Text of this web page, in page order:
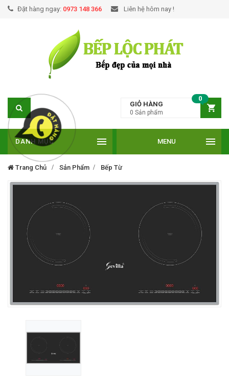
Đặt hàng ngay: 0973 148 366 Liên hệ hôm nay !
GIỎ HÀNG
0
0 Sản phẩm
DANH MỤC MENU
Trang Chủ Sản Phẩm Bếp Từ